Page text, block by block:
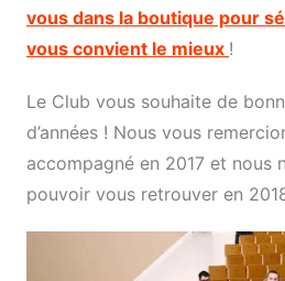
vous dans la boutique pour
vous convient le mieux !
Le Club vous souhaite de
d’années ! Nous vous
accompagné en 2017 et nous
pouvoir vous retrouver en